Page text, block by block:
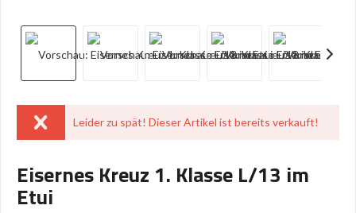
Leider zu spät! Dieser Artikel ist bereits verkauft!
Eisernes Kreuz 1. Klasse L/13 im
Etui